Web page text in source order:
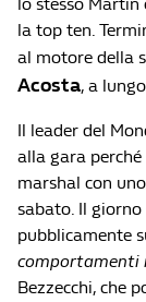
la top ten.
al motore della
Acosta, a
Il leader del
alla gara
marshal con
sabato. Il
pubblicamente
comportamenti
Bezzecchi, che